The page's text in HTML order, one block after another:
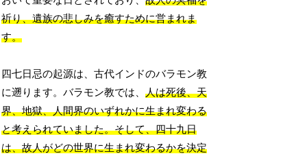
祈り、遺族の悲しみを癒すために営まれま
す。
四七日忌の起源は、古代インドのバラモン教
に遡ります。バラモン教では、人は死後、天
界、地獄、人間界のいずれかに生まれ変わる
と考えられていました。そして、四十九日
は、故人がどの世界に生まれ変わるかを決定